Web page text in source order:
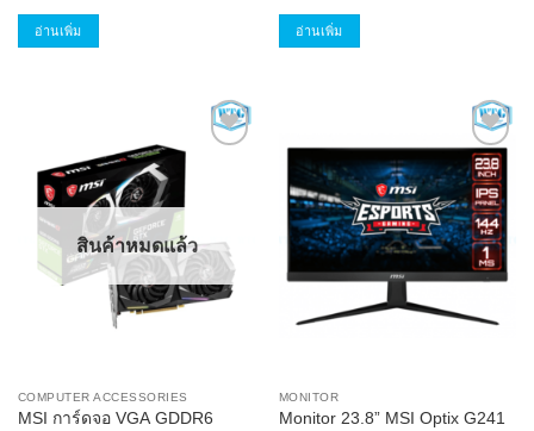
อ่านเพิ่ม อ่านเพิ่ม
สินค้าหมดแล้ว
COMPUTER ACCESSORIES
MSI การ์ดจอ VGA GDDR6
Add to
Wishlist
MONITOR
Monitor 23.8” MSI Optix G241